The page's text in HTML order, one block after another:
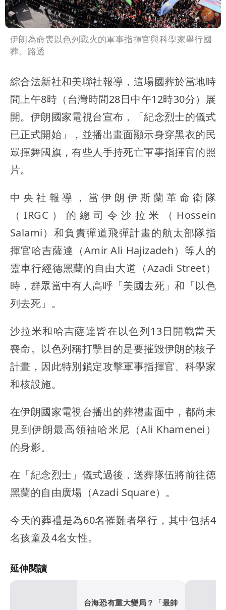
伊朗為命喪以色列戰火的軍事指揮官與科學家舉行國
葬。路透
綜合法新社和美聯社報導，這場國葬於當地時
間上午8時（台灣時間28日中午12時30分）展
開。伊朗國家電視台宣布，「紀念烈士的儀式
已正式開始」，並播出畫面顯示身穿黑衣的民
眾揮舞國旗，有些人手持死亡軍事指揮官的照
片。
中央社報導，當伊朗伊斯蘭革命衛隊
（IRGC）的總司令沙拉米（Hossein
Salami）和負責彈道飛彈計畫的航太部隊指
揮官哈吉薩達（Amir Ali Hajizadeh）等人的
靈車行經德黑蘭的自由大道（Azadi Street）
時，群眾當中有人高呼「美國去死」和「以色
列去死」。
沙拉米和哈吉薩達皆在以色列13日開戰當天
喪命。以色列稱打擊目的是要摧毀伊朗的核子
計畫，因此特別鎖定攻擊軍事指揮官、科學家
和核設施。
在伊朗國家電視台播出的葬禮畫面中，都尚未
見到伊朗最高領袖哈米尼（Ali Khamenei）
的身影。
在「紀念烈士」儀式過後，送葬隊伍將前往德
黑蘭的自由廣場（Azadi Square）。
今天的葬禮是為60名罹難者舉行，其中包括4
名孩童及4名女性。
延伸閱讀
台海恐有重大變局？「最帥